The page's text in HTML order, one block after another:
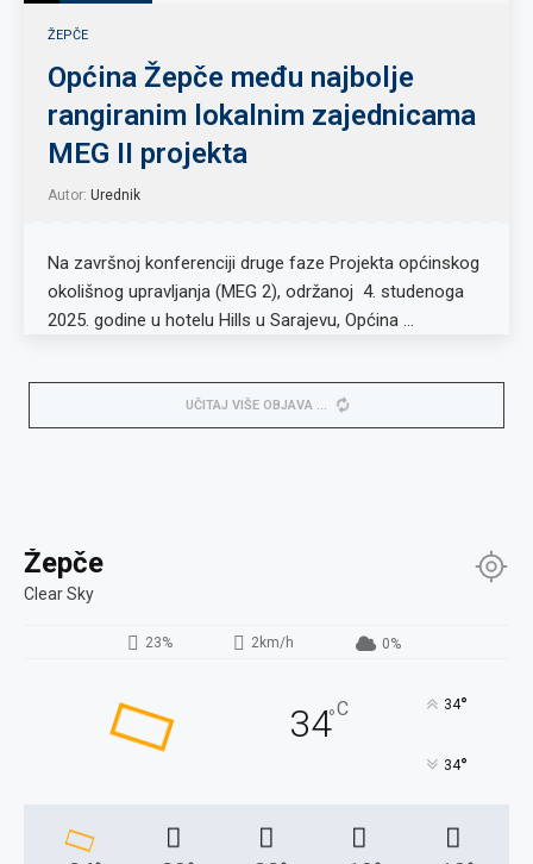
ŽEPČE
Općina Žepče među najbolje
rangiranim lokalnim zajednicama
MEG II projekta
Autor: Urednik
Na završnoj konferenciji druge faze Projekta općinskog
okolišnog upravljanja (MEG 2), održanoj 4. studenoga
2025. godine u hotelu Hills u Sarajevu, Općina …
UČITAJ VIŠE OBJAVA
Žepče
Clear Sky
23% 2km/h 0%
34°C 34°
34°